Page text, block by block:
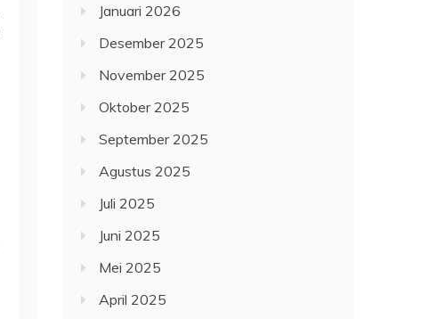
Januari 2026
Desember 2025
November 2025
Oktober 2025
September 2025
Agustus 2025
Juli 2025
Juni 2025
Mei 2025
April 2025